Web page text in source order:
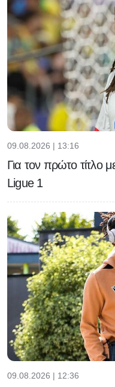
09.08.2026 | 13:16
Για τον πρώτο τίτλο
Ligue 1
09.08.2026 | 12:36